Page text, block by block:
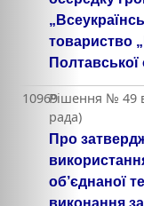
товариство
Полтавської
10969Рішення № 49
рада)
Про
об’єднаної
виконання